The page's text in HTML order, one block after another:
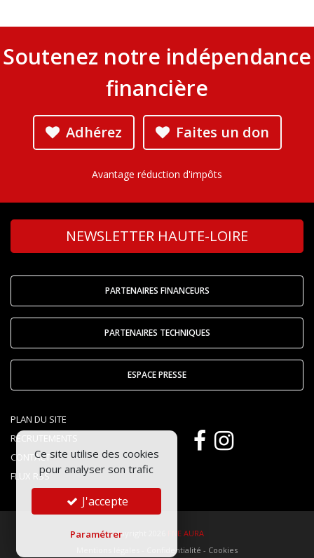
Soutenez notre indépendance
financière
Adhérez Faites un don
Avantage réduction d'impôts
NEWSLETTER HAUTE-LOIRE
PARTENAIRES FINANCEURS
PARTENAIRES TECHNIQUES
ESPACE PRESSE
PLAN DU SITE
RECRUTEMENTS
CONTACT
FLUX RSS
Copyright 2026
FNE AURA
Confidentialité - Cookies
Ce site utilise des cookies
pour analyser son trafic
J'accepte
Paramétrer